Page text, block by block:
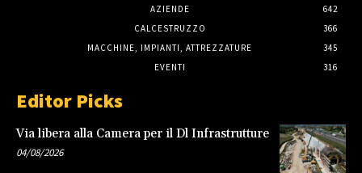
AZIENDE
642
CALCESTRUZZO
366
MACCHINE, IMPIANTI, ATTREZZATURE
345
EVENTI
316
Editor Picks
Via libera alla Camera per il Dl Infrastrutture
04/08/2026